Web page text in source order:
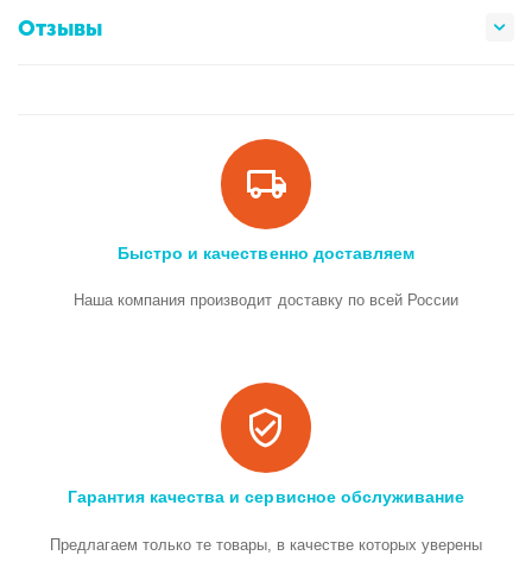
Отзывы
Быстро и качественно доставляем
Наша компания производит доставку по всей России
Гарантия качества и сервисное обслуживание
Предлагаем только те товары, в качестве которых уверены